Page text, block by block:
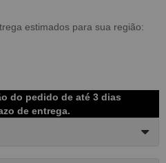
estimados para sua região:
do pedido de até 3 dias
de entrega.